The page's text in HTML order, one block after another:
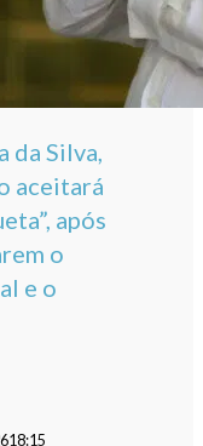
da Silva,
aceitará
após
o
e o
18:15